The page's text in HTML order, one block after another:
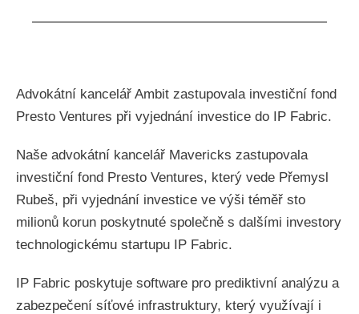
Advokátní kancelář Ambit zastupovala investiční fond
Presto Ventures při vyjednání investice do IP Fabric.
Naše advokátní kancelář Mavericks zastupovala
investiční fond Presto Ventures, který vede Přemysl
Rubeš, při vyjednání investice ve výši téměř sto
milionů korun poskytnuté společně s dalšími investory
technologickému startupu IP Fabric.
IP Fabric poskytuje software pro prediktivní analýzu a
zabezpečení síťové infrastruktury, který využívají i